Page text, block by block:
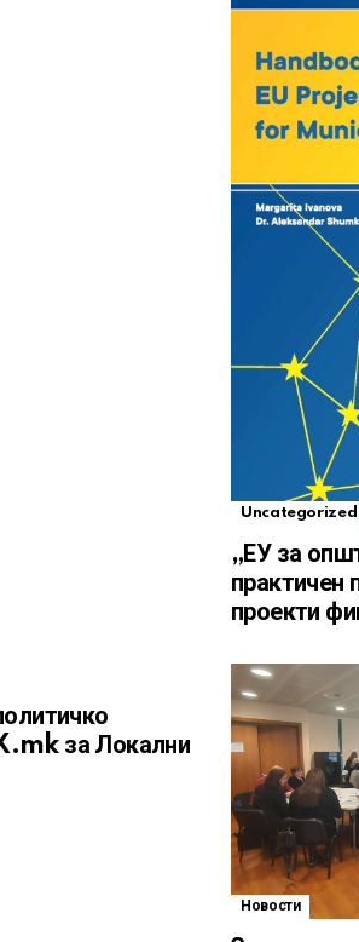
Uncategorized
„ЕУ за
практичен
проекти
за Локални
Новости